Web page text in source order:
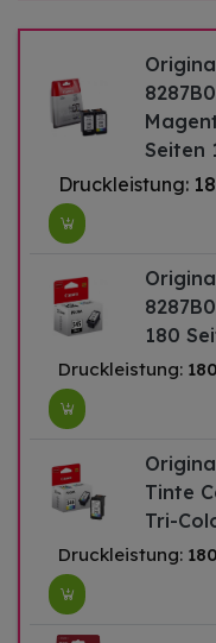
Seiten
Druckleistung:
180
Druckleistung: 180
Tinte
Tri-
Druckleistung: 180